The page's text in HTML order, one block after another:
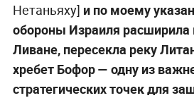
Нетаньяху] и по моему
обороны Израиля
Ливане, пересекла реку
хребет Бофор — одну из
стратегических точек для